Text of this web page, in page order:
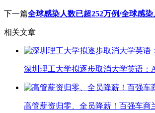
下一篇全球感染人数已超252万例/全球感
相关文章
深圳理工大学拟逐步取消大学英语：
高管薪资归零、全员降薪！百强车